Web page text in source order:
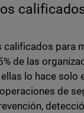
para
de las
lo hace solo
de